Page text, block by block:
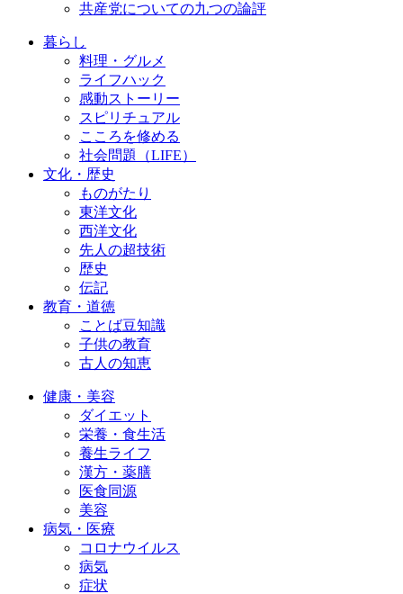
共産党についての九つの論評
暮らし
料理・グルメ
ライフハック
感動ストーリー
スピリチュアル
こころを修める
社会問題（LIFE）
文化・歴史
ものがたり
東洋文化
西洋文化
先人の超技術
歴史
伝記
教育・道徳
ことば豆知識
子供の教育
古人の知恵
健康・美容
ダイエット
栄養・食生活
養生ライフ
漢方・薬膳
医食同源
美容
病気・医療
コロナウイルス
病気
症状